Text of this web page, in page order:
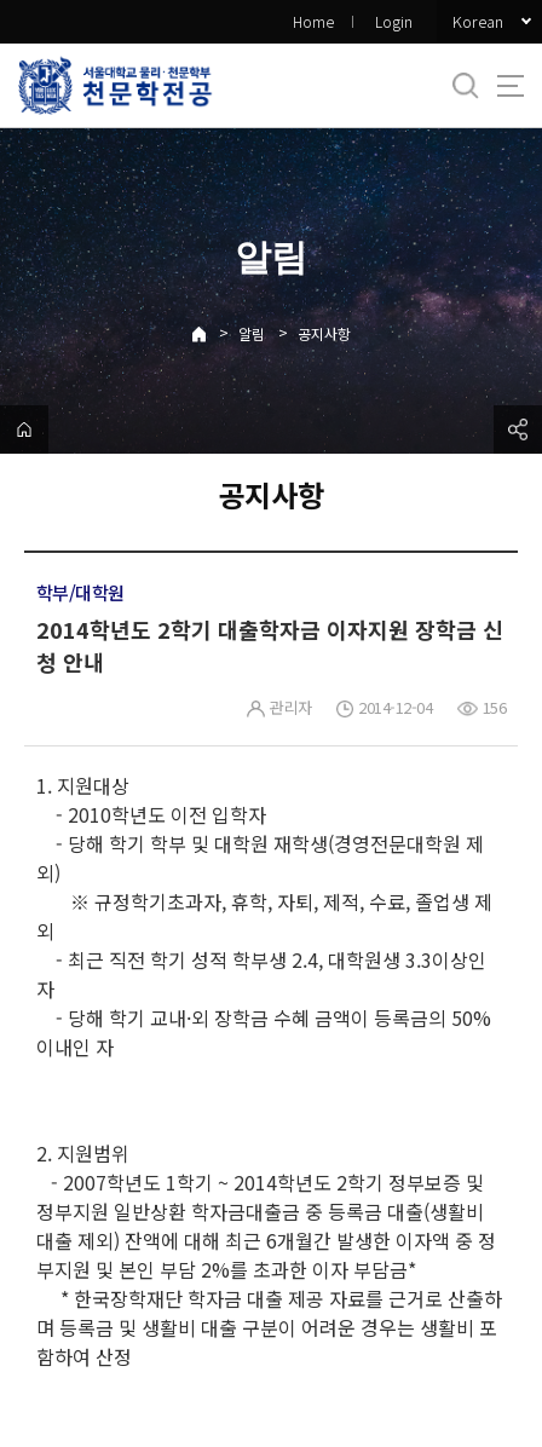
로
메
뉴
Home Login Korean
알림
> 알림 > 공지사항
공지사항
학부/대학원
2014학년도 2학기 대출학자금 이자지원 장학금 신
청 안내
관리자 2014-12-04 156
1. 지원대상
- 2010학년도 이전 입학자
- 당해 학기 학부 및 대학원 재학생(경영전문대학원 제
외)
※ 규정학기초과자, 휴학, 자퇴, 제적, 수료, 졸업생 제
외
- 최근 직전 학기 성적 학부생 2.4, 대학원생 3.3이상인
자
- 당해 학기 교내·외 장학금 수혜 금액이 등록금의 50%
이내인 자
2. 지원범위
- 2007학년도 1학기 ~ 2014학년도 2학기 정부보증 및
정부지원 일반상환 학자금대출금 중 등록금 대출(생활비
대출 제외) 잔액에 대해 최근 6개월간 발생한 이자액 중 정
부지원 및 본인 부담 2%를 초과한 이자 부담금*
* 한국장학재단 학자금 대출 제공 자료를 근거로 산출하
며 등록금 및 생활비 대출 구분이 어려운 경우는 생활비 포
함하여 산정